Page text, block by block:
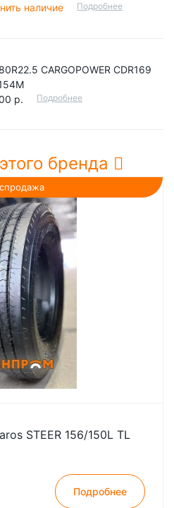
наличие
Подробнее
CARGOPOWER CDR169
р.
Подробнее
бренда
STEER 156/150L TL
Подробнее